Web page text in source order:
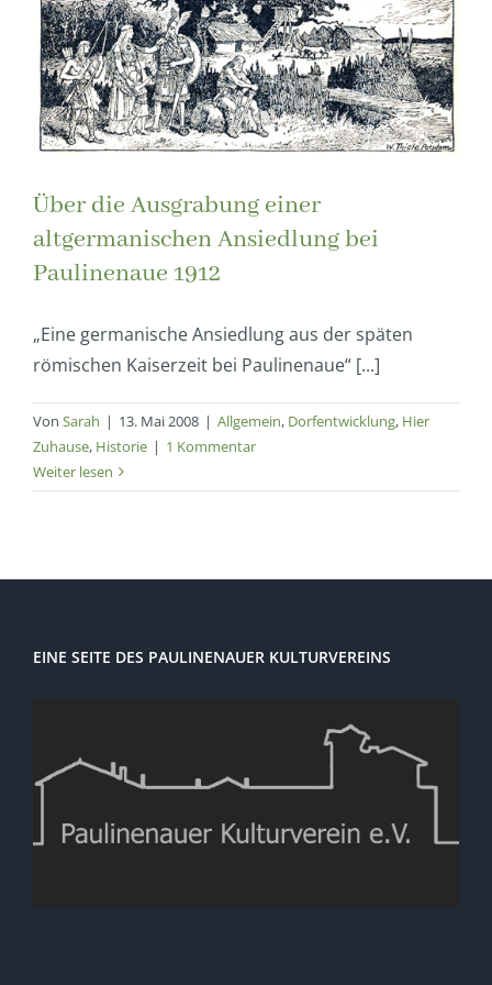
Über die Ausgrabung einer
altgermanischen Ansiedlung bei
Paulinenaue 1912
„Eine germanische Ansiedlung aus der späten
römischen Kaiserzeit bei Paulinenaue“ [...]
Von Sarah | 13. Mai 2008 | Allgemein, Dorfentwicklung, Hier
Zuhause, Historie | 1 Kommentar
Weiter lesen
EINE SEITE DES PAULINENAUER KULTURVEREINS